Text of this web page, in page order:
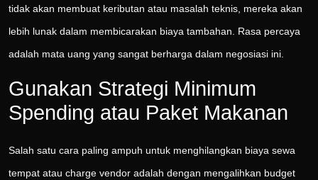
tidak akan membuat keributan atau masalah teknis, mereka akan
lebih lunak dalam membicarakan biaya tambahan. Rasa percaya
adalah mata uang yang sangat berharga dalam negosiasi ini.
Gunakan Strategi Minimum
Spending atau Paket Makanan
Salah satu cara paling ampuh untuk menghilangkan biaya sewa
tempat atau charge vendor adalah dengan mengalihkan budget